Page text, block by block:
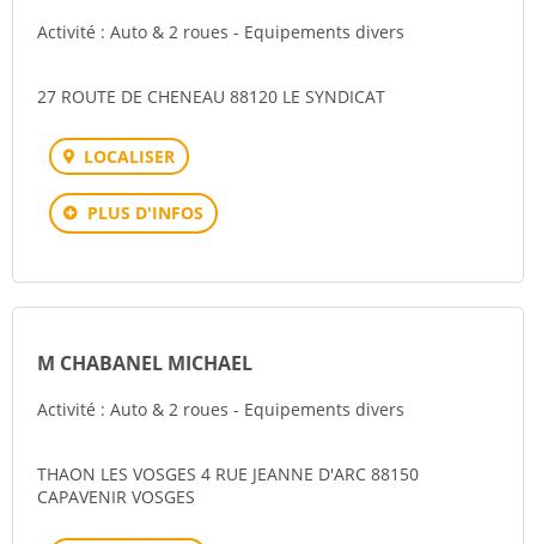
Activité : Auto & 2 roues - Equipements divers
27 ROUTE DE CHENEAU 88120 LE SYNDICAT
LOCALISER
PLUS D'INFOS
M CHABANEL MICHAEL
Activité : Auto & 2 roues - Equipements divers
THAON LES VOSGES 4 RUE JEANNE D'ARC 88150
CAPAVENIR VOSGES